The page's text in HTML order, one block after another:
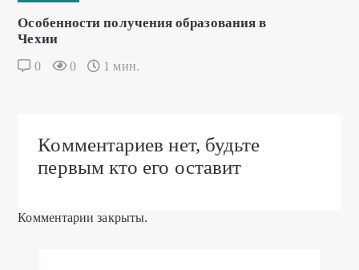
Особенности получения образования в
Чехии
0 0 1 мин.
Комментариев нет, будьте
первым кто его оставит
Комментарии закрыты.